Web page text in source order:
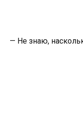
— Не знаю,